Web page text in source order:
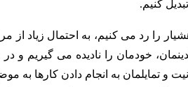
کنیم.
را رد می کنیم، به احتمال زیاد از
خودمان را نادیده می گیریم
و تمایلمان به انجام دادن کارها به